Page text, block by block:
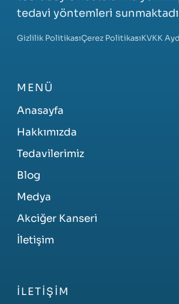
tedavi yöntemleri
Gizlilik PolitikasıÇerez PolitikasıKVKK
MENÜ
Anasayfa
Hakkımızda
Tedavilerimiz
Blog
Medya
Akciğer Kanseri
İletişim
İLETIŞIM